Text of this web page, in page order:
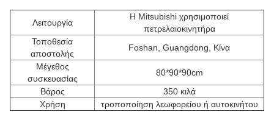
Λειτουργία
Η Mitsubishi χρησιμοποιεί
πετρελαιοκινητήρα
Τοποθεσία
αποστολής
Foshan, Guangdong, Κίνα
Μέγεθος
συσκευασίας
80*90*90cm
Βάρος
350 κιλά
Χρήση
τροποποίηση λεωφορείου ή αυτοκινήτου